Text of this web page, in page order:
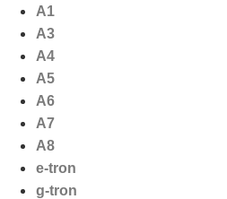
naar
inhoud
A1
A3
A4
A5
A6
A7
A8
e-tron
g-tron